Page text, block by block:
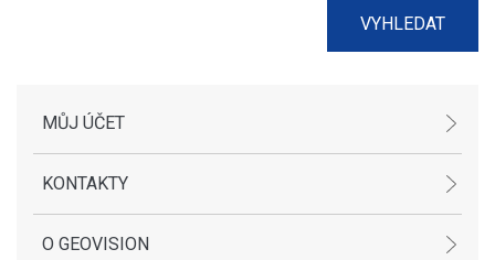
MŮJ ÚČET
KONTAKTY
O GEOVISION